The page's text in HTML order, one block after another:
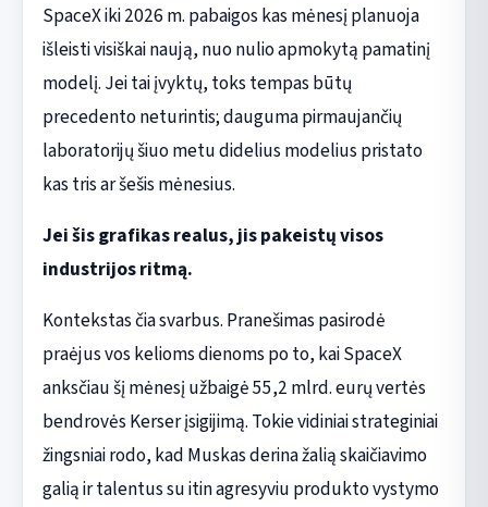
SpaceX iki 2026 m. pabaigos kas mėnesį planuoja
išleisti visiškai naują, nuo nulio apmokytą pamatinį
modelį. Jei tai įvyktų, toks tempas būtų
precedento neturintis; dauguma pirmaujančių
laboratorijų šiuo metu didelius modelius pristato
kas tris ar šešis mėnesius.
Jei šis grafikas realus, jis pakeistų visos
industrijos ritmą.
Kontekstas čia svarbus. Pranešimas pasirodė
praėjus vos kelioms dienoms po to, kai SpaceX
anksčiau šį mėnesį užbaigė 55,2 mlrd. eurų vertės
bendrovės Kerser įsigijimą. Tokie vidiniai strateginiai
žingsniai rodo, kad Muskas derina žalią skaičiavimo
galią ir talentus su itin agresyviu produkto vystymo